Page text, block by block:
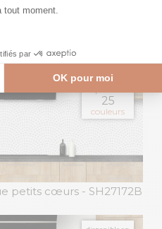
25
couleurs
petits cœurs - SH27172B